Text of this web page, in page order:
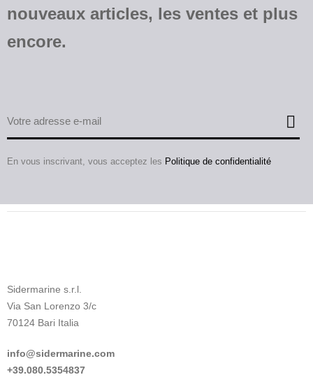
nouveaux articles, les ventes et plus
encore.
En vous inscrivant, vous acceptez les Politique de confidentialité
Sidermarine s.r.l.
Via San Lorenzo 3/c
70124 Bari Italia
info@sidermarine.com
+39.080.5354837